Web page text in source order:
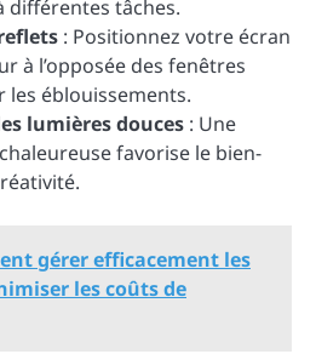
différentes tâches.
: Positionnez votre écran
à l’opposée des fenêtres
les éblouissements.
lumières douces : Une
favorise le bien-
gérer efficacement les
les coûts de